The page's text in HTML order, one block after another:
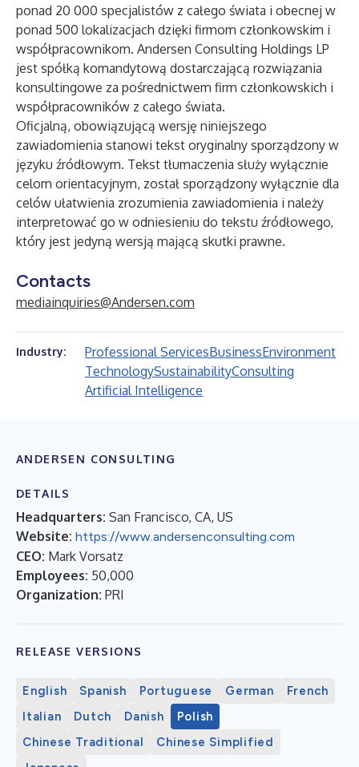
ponad 20 000 specjalistów z całego świata i obecnej w
ponad 500 lokalizacjach dzięki firmom członkowskim i
współpracownikom. Andersen Consulting Holdings LP
jest spółką komandytową dostarczającą rozwiązania
konsultingowe za pośrednictwem firm członkowskich i
współpracowników z całego świata.
Oficjalną, obowiązującą wersję niniejszego
zawiadomienia stanowi tekst oryginalny sporządzony w
języku źródłowym. Tekst tłumaczenia służy wyłącznie
celom orientacyjnym, został sporządzony wyłącznie dla
celów ułatwienia zrozumienia zawiadomienia i należy
interpretować go w odniesieniu do tekstu źródłowego,
który jest jedyną wersją mającą skutki prawne.
Contacts
mediainquiries@Andersen.com
Industry: Professional ServicesBusinessEnvironment
TechnologySustainabilityConsulting
Artificial Intelligence
ANDERSEN CONSULTING
DETAILS
Headquarters: San Francisco, CA, US
Website: https://www.andersenconsulting.com
CEO: Mark Vorsatz
Employees: 50,000
Organization: PRI
RELEASE VERSIONS
English Spanish Portuguese German
French
Italian
Dutch Danish
Polish
Chinese Traditional
Chinese Simplified